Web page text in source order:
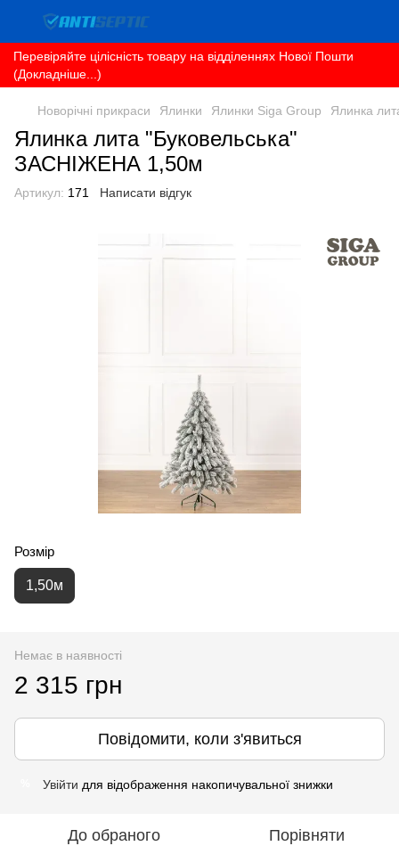
Перевіряйте цілісність товару на відділеннях Нової Пошти
(Докладніше...)
Новорічні прикраси Ялинки Ялинки Siga Group Ялинка
Ялинка лита "Буковельська"
ЗАСНІЖЕНА 1,50м
Артикул: 171 Написати відгук
Розмір
1,50м
Немає в наявності
2 315 грн
Повідомити, коли з'явиться
Увійти для відображення накопичувальної знижки
До обраного Порівняти